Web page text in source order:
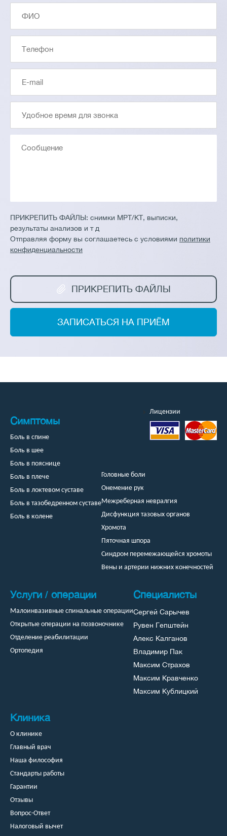
ПРИКРЕПИТЬ ФАЙЛЫ: снимки МРТ/КТ, выписки,
результаты анализов и т д
Отправляя форму вы соглашаетесь с условиями политики
конфиденциальности
ПРИКРЕПИТЬ ФАЙЛЫ
ЗАПИСАТЬСЯ НА ПРИЁМ
Лицензии
Симптомы
Боль в спине
Боль в шее
Боль в пояснице
Боль в плече
Боль в локтевом суставе
Боль в тазобедренном суставе
Боль в колене
Головные боли
Онемение рук
Межреберная невралгия
Дисфункция тазовых органов
Хромота
Пяточная шпора
Синдром перемежающейся хромоты
Вены и артерии нижних конечностей
Услуги / операции
Малоинвазивные спинальные операции
Открытые операции на позвоночнике
Отделение реабилитации
Ортопедия
Специалисты
Сергей Сарычев
Рувен Гепштейн
Алекс Калганов
Владимир Пак
Максим Страхов
Максим Кравченко
Максим Кублицкий
Клиника
О клинике
Главный врач
Наша философия
Стандарты работы
Гарантии
Отзывы
Вопрос-Ответ
Налоговый вычет